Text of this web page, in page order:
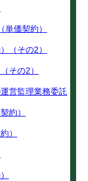
価契約）
（その2）
その2）
営監理業務委託
約）
）